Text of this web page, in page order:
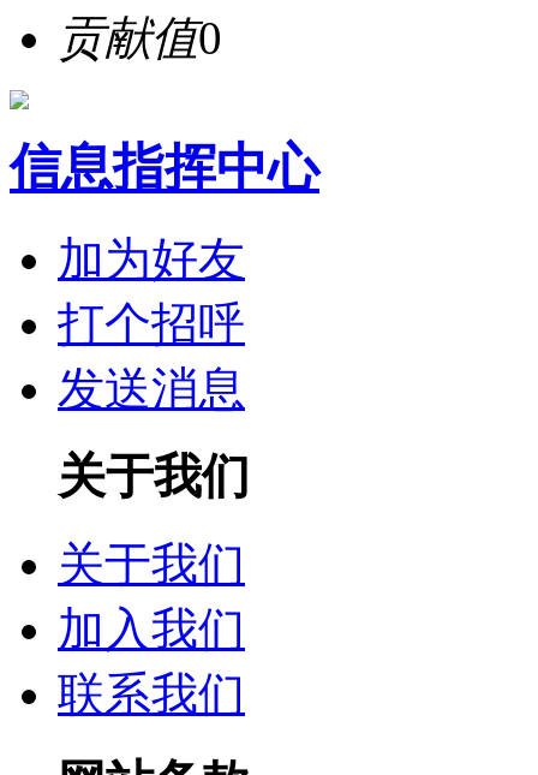
贡献值0
信息指挥中心
加为好友
打个招呼
发送消息
关于我们
关于我们
加入我们
联系我们